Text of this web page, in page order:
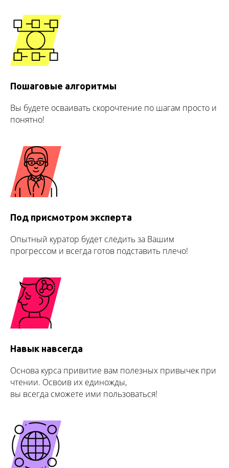
Пошаговые алгоритмы
Вы будете осваивать скорочтение по шагам просто и
понятно!
Под присмотром эксперта
Опытный куратор будет следить за Вашим
прогрессом и всегда готов подставить плечо!
Навык навсегда
Основа курса привитие вам полезных привычек при
чтении. Освоив их единожды,
вы всегда сможете ими пользоваться!